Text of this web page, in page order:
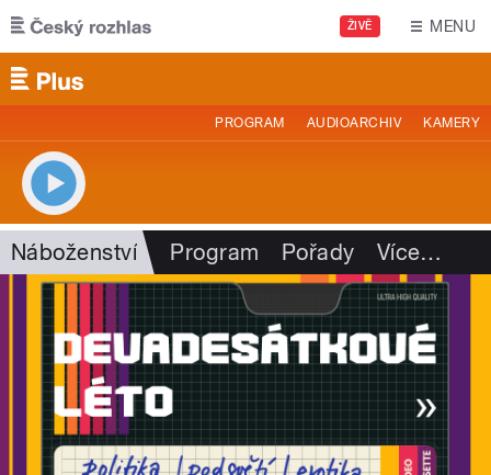
Přejít k hlavnímu obsahu
ŽIVĚ MENU
PROGRAM AUDIOARCHIV KAMERY
Náboženství Program Pořady Více…